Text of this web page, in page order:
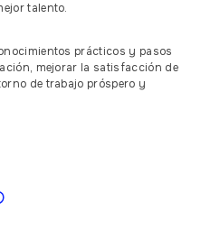
talento.
prácticos y pasos
mejorar la satisfacción de
de trabajo próspero y